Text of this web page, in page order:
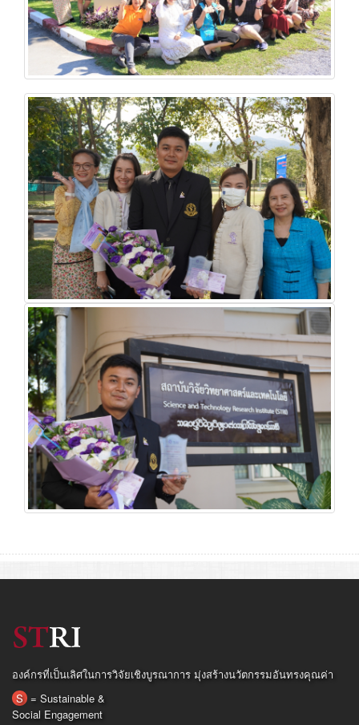
องค์กรที่เป็นเลิศในการวิจัยเชิงบูรณาการ มุ่งสร้างนวัตกรรมอันทรงคุณค่า
S = Sustainable &
Social Engagement